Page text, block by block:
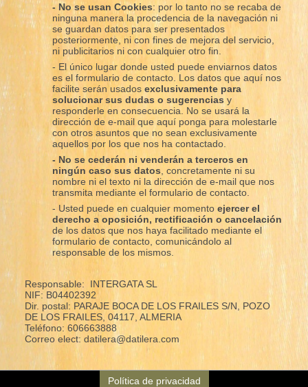
- No se usan Cookies: por lo tanto no se recaba de
ninguna manera la procedencia de la navegación ni
se guardan datos para ser presentados
posteriormente, ni con fines de mejora del servicio,
ni publicitarios ni con cualquier otro fin.
- El único lugar donde usted puede enviarnos datos
es el formulario de contacto. Los datos que aquí nos
facilite serán usados exclusivamente para
solucionar sus dudas o sugerenciasy
responderle en consecuencia. No se usará la
dirección de e-mail que aquí ponga para molestarle
con otros asuntos que no sean exclusivamente
aquellos por los que nos ha contactado.
- No se cederán ni venderán a terceros en
ningún caso sus datos , concretamente ni su
nombre ni el texto ni la dirección de e-mail que nos
transmita mediante el formulario de contacto.
- Usted puede en cualquier momento ejercer el
derecho a oposición, rectificación o cancelación
de los datos que nos haya facilitado mediante el
formulario de contacto, comunicándolo al
responsable de los mismos.
Responsable: INTERGATA SL
NIF: B04402392
Dir. postal: PARAJE BOCA DE LOS FRAILES S/N, POZO
DE LOS FRAILES, 04117, ALMERIA
Teléfono: 606663888
Correo elect: datilera@datilera.com
Política de privacidad